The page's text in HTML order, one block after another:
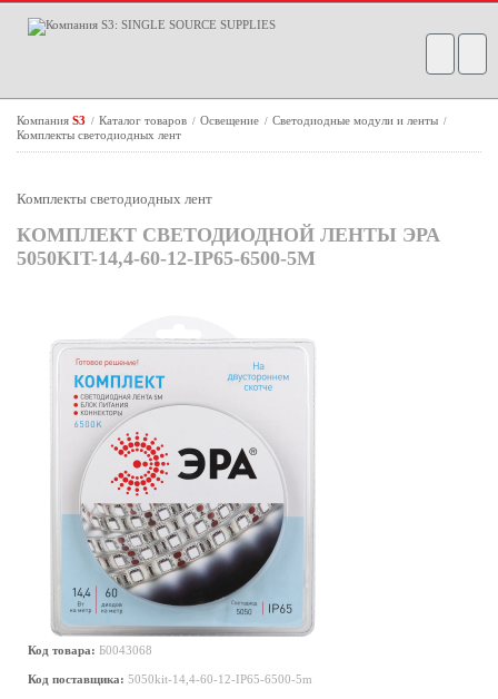
Компания S3 / Каталог товаров / Освещение / Светодиодные модули и ленты /
Комплекты светодиодных лент
Комплекты светодиодных лент
КОМПЛЕКТ СВЕТОДИОДНОЙ ЛЕНТЫ ЭРА
5050KIT-14,4-60-12-IP65-6500-5M
Код товара: Б0043068
Код поставщика: 5050kit-14,4-60-12-IP65-6500-5m